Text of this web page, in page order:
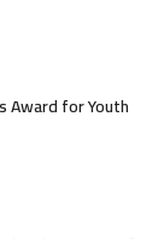
Award for Youth